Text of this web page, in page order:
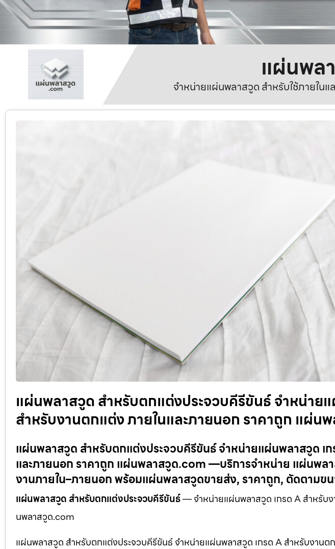
แผ่นพล
จำหน่ายแผ่นพลาสวูด สำหรับใช้ภายใน
แผ่นพลาสวูด สำหรับตกแต่งประจวบคีรีขันธ์ จำหน่าย
สำหรับงานตกแต่ง ภายในและภายนอก ราคาถูก แผ่น
แผ่นพลาสวูด สำหรับตกแต่งประจวบคีรีขันธ์ จำหน่ายแผ่นพลาสวูด เ
และภายนอก ราคาถูก แผ่นพลาสวูด.com —บริการจำหน่าย แผ่นพล
งานภายใน–ภายนอก พร้อมแผ่นพลาสวูดขายส่ง, ราคาถูก, ตัดตามข
แผ่นพลาสวูด สำหรับตกแต่งประจวบคีรีขันธ์— จำหน่ายแผ่นพลาสวูด เกรด A สำหรับ
นพลาสวูด.com
แผ่นพลาสวูด สำหรับตกแต่งประจวบคีรีขันธ์ จำหน่ายแผ่นพลาสวูด เกรด A สำหรับงานต